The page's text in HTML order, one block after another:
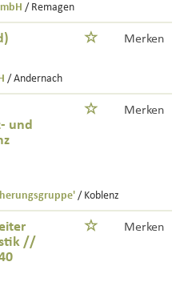
/ Remagen
Merken
/ Andernach
und
Merken
/ Koblenz
//
Merken